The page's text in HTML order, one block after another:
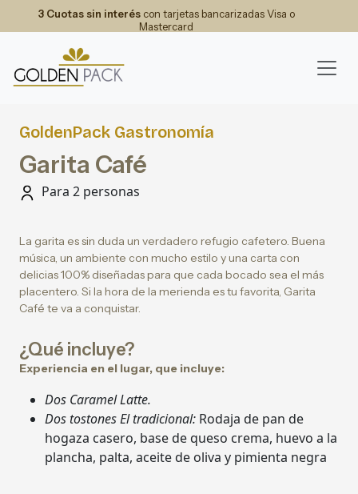
3 Cuotas sin interéscon tarjetas bancarizadas Visa o
Mastercard
GoldenPack Gastronomía
Garita Café
Para 2 personas
La garita es sin duda un verdadero refugio cafetero. Buena
música, un ambiente con mucho estilo y una carta con
delicias 100% diseñadas para que cada bocado sea el más
placentero. Si la hora de la merienda es tu favorita, Garita
Café te va a conquistar.
¿Qué incluye?
Experiencia en el lugar, que incluye:
Dos Caramel Latte.
Dos tostones El tradicional: Rodaja de pan de
hogaza casero, base de queso crema, huevo a la
plancha, palta, aceite de oliva y pimienta negra